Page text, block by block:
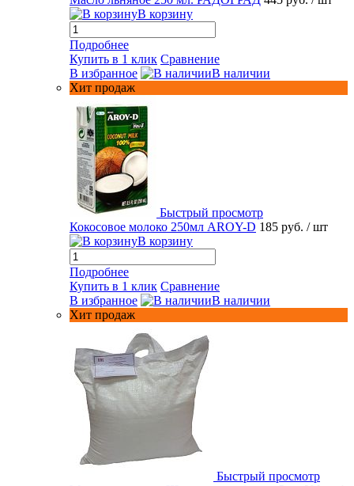
В корзину
Подробнее
Купить в 1 клик Сравнение
В избранное
В наличии
Хит продаж
Быстрый просмотр
Кокосовое молоко 250мл AROY-D 185 руб. / шт
В корзину
Подробнее
Купить в 1 клик Сравнение
В избранное
В наличии
Хит продаж
Быстрый просмотр